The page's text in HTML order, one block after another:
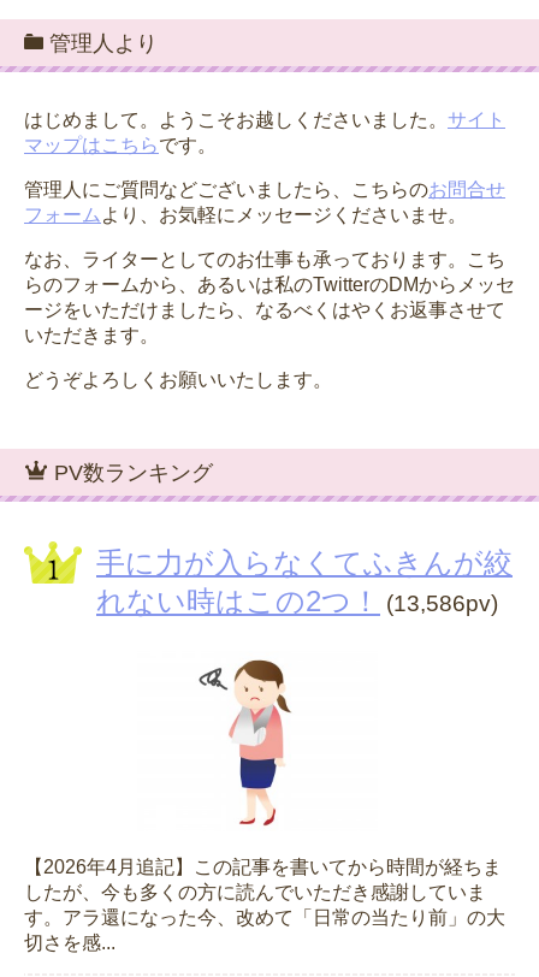
管理人より
はじめまして。ようこそお越しくださいました。 サイト
マップはこちらです。
管理人にご質問などございましたら、こちらのお問合せ
フォーム より、お気軽にメッセージくださいませ。
なお、ライターとしてのお仕事も承っております。こち
らのフォームから、あるいは私のTwitterのDMからメッセ
ージをいただけましたら、なるべくはやくお返事させて
いただきます。
どうぞよろしくお願いいたします。
PV数ランキング
手に力が入らなくてふきんが絞
れない時はこの2つ！
(13,586pv)
【2026年4月追記】この記事を書いてから時間が経ちま
したが、今も多くの方に読んでいただき感謝していま
す。アラ還になった今、改めて「日常の当たり前」の大
切さを感...